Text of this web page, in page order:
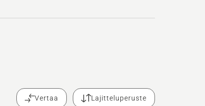
Vertaa Lajitteluperuste